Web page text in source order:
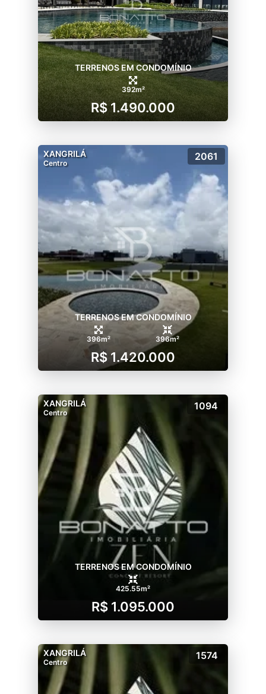
TERRENOS EM CONDOMÍNIO
392m²
R$ 1.490.000
XANGRILÁ
Centro
2061
TERRENOS EM CONDOMÍNIO
396m² 396m²
R$ 1.420.000
XANGRILÁ
Centro
1094
TERRENOS EM CONDOMÍNIO
425.55m²
R$ 1.095.000
XANGRILÁ
Centro
1574